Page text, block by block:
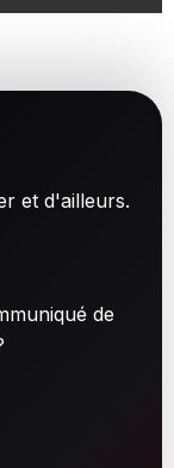
et d'ailleurs.
de